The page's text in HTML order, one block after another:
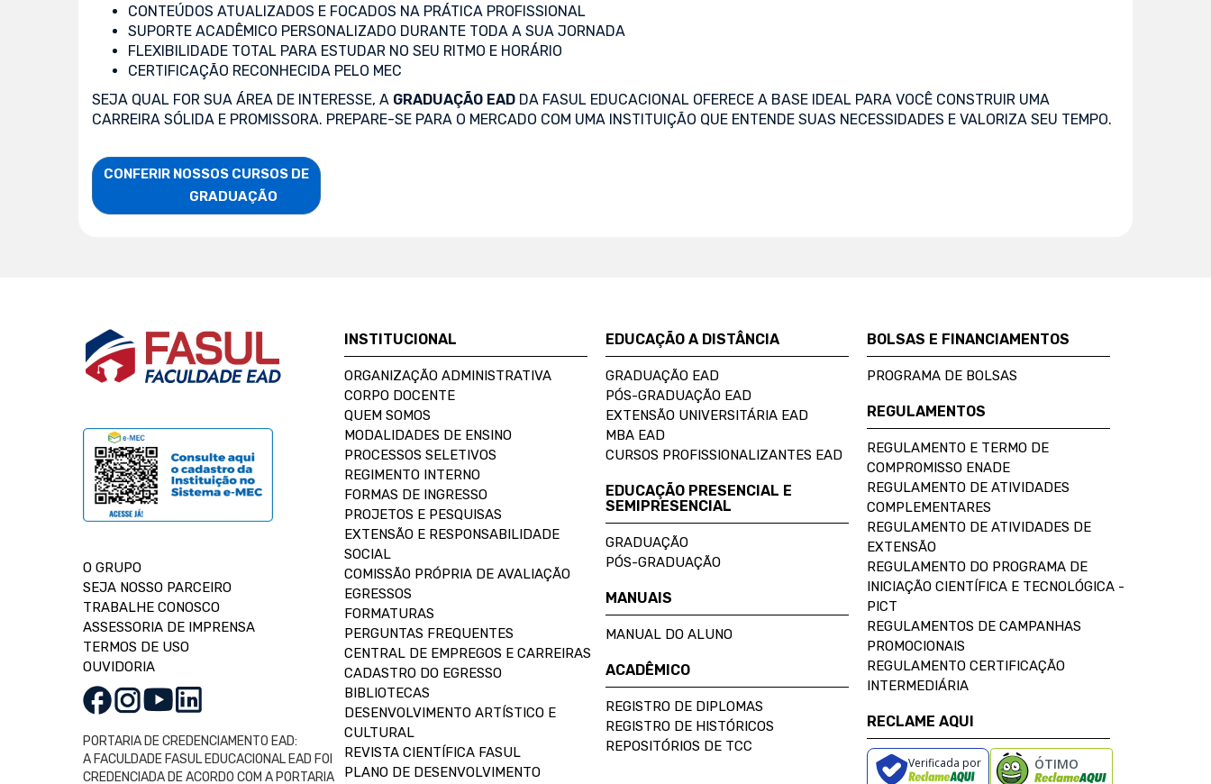
CONTEÚDOS ATUALIZADOS E FOCADOS NA PRÁTICA PROFISSIONAL
SUPORTE ACADÊMICO PERSONALIZADO DURANTE TODA A SUA JORNADA
FLEXIBILIDADE TOTAL PARA ESTUDAR NO SEU RITMO E HORÁRIO
CERTIFICAÇÃO RECONHECIDA PELO MEC
SEJA QUAL FOR SUA ÁREA DE INTERESSE, A GRADUAÇÃO EAD DA FASUL EDUCACIONAL OFERECE A BASE IDEAL PARA VOCÊ CONSTRUIR UMA
CARREIRA SÓLIDA E PROMISSORA. PREPARE-SE PARA O MERCADO COM UMA INSTITUIÇÃO QUE ENTENDE SUAS NECESSIDADES E VALORIZA SEU TEMPO.
CONFERIR NOSSOS CURSOS DE
                    GRADUAÇÃO
O GRUPO
SEJA NOSSO PARCEIRO
TRABALHE CONOSCO
ASSESSORIA DE IMPRENSA
TERMOS DE USO
OUVIDORIA
PORTARIA DE CREDENCIAMENTO EAD:
A FACULDADE FASUL EDUCACIONAL EAD FOI
CREDENCIADA DE ACORDO COM A PORTARIA
INSTITUCIONAL
ORGANIZAÇÃO ADMINISTRATIVA
CORPO DOCENTE
QUEM SOMOS
MODALIDADES DE ENSINO
PROCESSOS SELETIVOS
REGIMENTO INTERNO
FORMAS DE INGRESSO
PROJETOS E PESQUISAS
EXTENSÃO E RESPONSABILIDADE
SOCIAL
COMISSÃO PRÓPRIA DE AVALIAÇÃO
EGRESSOS
FORMATURAS
PERGUNTAS FREQUENTES
CENTRAL DE EMPREGOS E CARREIRAS
CADASTRO DO EGRESSO
BIBLIOTECAS
DESENVOLVIMENTO ARTÍSTICO E
CULTURAL
REVISTA CIENTÍFICA FASUL
PLANO DE DESENVOLVIMENTO
EDUCAÇÃO A DISTÂNCIA
GRADUAÇÃO EAD
PÓS-GRADUAÇÃO EAD
EXTENSÃO UNIVERSITÁRIA EAD
MBA EAD
CURSOS PROFISSIONALIZANTES EAD
EDUCAÇÃO PRESENCIAL E
SEMIPRESENCIAL
GRADUAÇÃO
PÓS-GRADUAÇÃO
MANUAIS
MANUAL DO ALUNO
ACADÊMICO
REGISTRO DE DIPLOMAS
REGISTRO DE HISTÓRICOS
REPOSITÓRIOS DE TCC
BOLSAS E FINANCIAMENTOS
PROGRAMA DE BOLSAS
REGULAMENTOS
REGULAMENTO E TERMO DE
COMPROMISSO ENADE
REGULAMENTO DE ATIVIDADES
COMPLEMENTARES
REGULAMENTO DE ATIVIDADES DE
EXTENSÃO
REGULAMENTO DO PROGRAMA DE
INICIAÇÃO CIENTÍFICA E TECNOLÓGICA -
PICT
REGULAMENTOS DE CAMPANHAS
PROMOCIONAIS
REGULAMENTO CERTIFICAÇÃO
INTERMEDIÁRIA
RECLAME AQUI
Verificada por ÓTIMO